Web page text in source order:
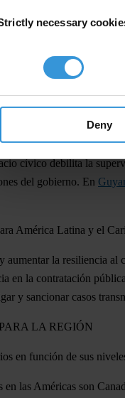
necessary
Deny
que el crimen
(73), las democracias
y cooptadas, como
públicos tiene
sanitarios, que
para medicamentos
ilícitas, que han
cívico debilita la
del gobierno. En
América Latina y el
aumentar la resiliencia
en la contratación
y sancionar casos
LA REGIÓN
en función de sus
en las Américas son